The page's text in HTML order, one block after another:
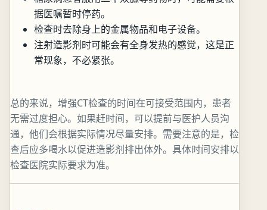
据医嘱暂时停药。
检查时去除身上的金属物品和电子设备。
注射造影剂时可能会有全身发热的感觉，这是正
常现象，不必紧张。
总的来说，增强CT检查的时间在可接受范围内，患者
无需过度担心。如果赶时间，可以提前与医护人员沟
通，他们会根据实际情况尽量安排。需要注意的是，检
查后应多喝水以促进造影剂排出体外。具体时间安排以
检查医院实际要求为准。